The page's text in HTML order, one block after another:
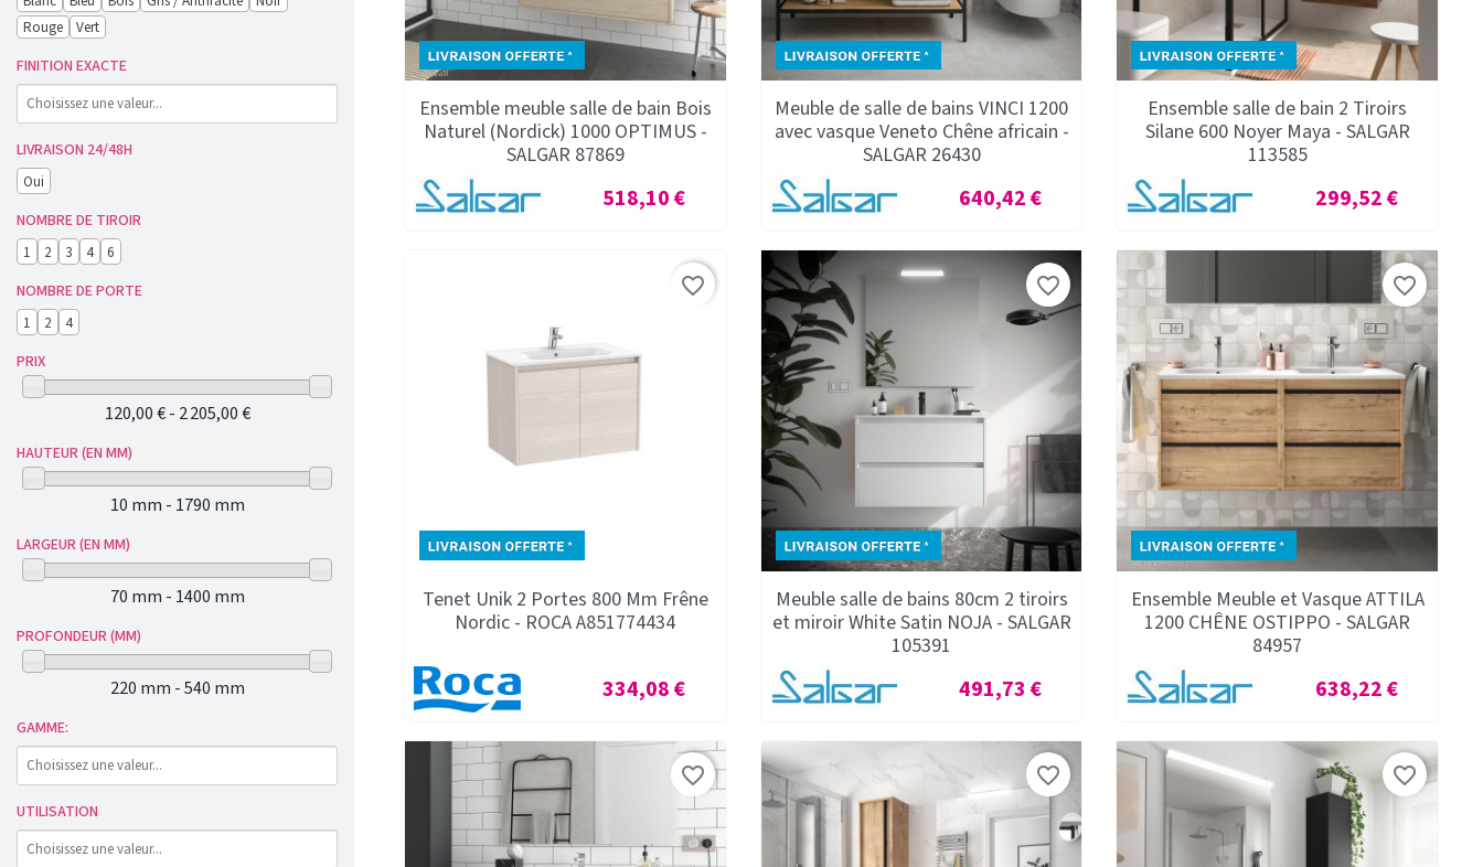
Rouge
Vert
FINITION EXACTE
LIVRAISON 24/48H
Oui
NOMBRE DE TIROIR
1 2 3 4 6
NOMBRE DE PORTE
1 2 4
PRIX
120,00 € - 2 205,00 €
HAUTEUR (EN MM)
10 mm - 1790 mm
LARGEUR (EN MM)
70 mm - 1400 mm
PROFONDEUR (MM)
220 mm - 540 mm
GAMME:
UTILISATION
Ensemble meuble salle de bain Bois
Naturel (Nordick) 1000 OPTIMUS -
SALGAR 87869
Prix
518,10 €
Meuble de salle de bains VINCI 1200
avec vasque Veneto Chêne africain -
SALGAR 26430
Prix
640,42 €
Ensemble salle de bain 2 Tiroirs
Silane 600 Noyer Maya - SALGAR
113585
Prix
299,52 €
Tenet Unik 2 Portes 800 Mm Frêne
Nordic - ROCA A851774434
Prix
334,08 €
favorite_border
Meuble salle de bains 80cm 2 tiroirs
et miroir White Satin NOJA - SALGAR
105391
Prix
491,73 €
favorite_border
Ensemble Meuble et Vasque ATTILA
1200 CHÊNE OSTIPPO - SALGAR
84957
Prix
638,22 €
favorite_border
favorite_border favorite_border favorite_border